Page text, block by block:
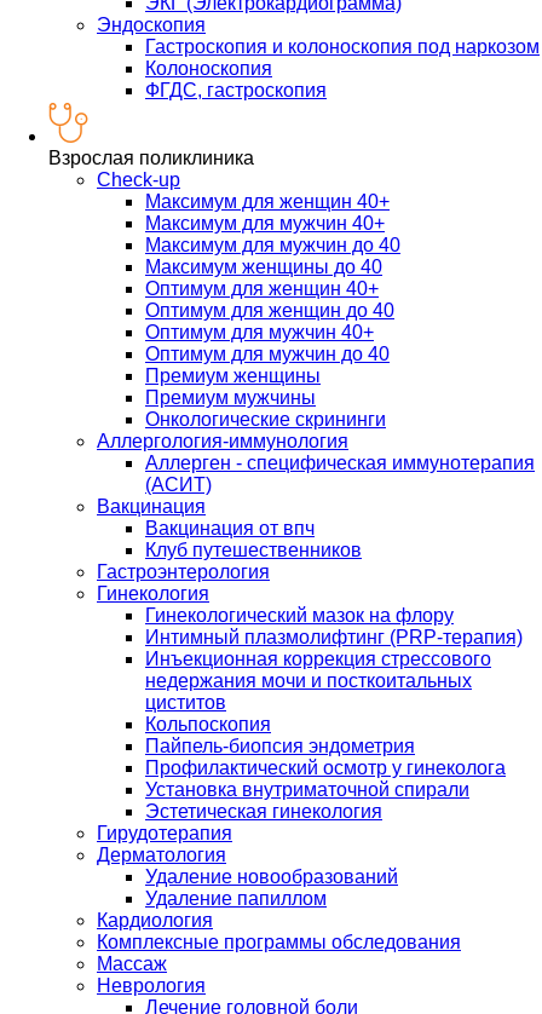
Эндоскопия
Гастроскопия и колоноскопия под наркозом
Колоноскопия
ФГДС, гастроскопия
Взрослая поликлиника
Check-up
Максимум для женщин 40+
Максимум для мужчин 40+
Максимум для мужчин до 40
Максимум женщины до 40
Оптимум для женщин 40+
Оптимум для женщин до 40
Оптимум для мужчин 40+
Оптимум для мужчин до 40
Премиум женщины
Премиум мужчины
Онкологические скрининги
Аллергология-иммунология
Аллерген - специфическая иммунотерапия
(АСИТ)
Вакцинация
Вакцинация от впч
Клуб путешественников
Гастроэнтерология
Гинекология
Гинекологический мазок на флору
Интимный плазмолифтинг (PRP-терапия)
Инъекционная коррекция стрессового
недержания мочи и посткоитальных
циститов
Кольпоскопия
Пайпель-биопсия эндометрия
Профилактический осмотр у гинеколога
Установка внутриматочной спирали
Эстетическая гинекология
Гирудотерапия
Дерматология
Удаление новообразований
Удаление папиллом
Кардиология
Комплексные программы обследования
Массаж
Неврология
Лечение головной боли